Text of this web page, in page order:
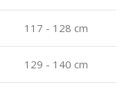
117 - 128 cm
129 - 140 cm